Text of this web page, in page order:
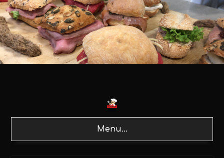
Menu...